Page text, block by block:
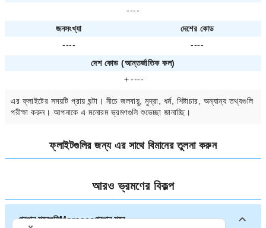
----
জনসংখ্যা
দেশের কোড
----
----
দেশ কোড (আন্তর্জাতিক কল)
＋----
এর ফ্লাইটের সময়টি প্রায় ঘন্টা। নীচে জলবায়ু, মুদ্রা, ধর্ম, শিষ্টাচার, অন্যান্য তথ্যগুলি
পরীক্ষা করুন। আপনাকে এ মনোরম ভ্রমণগুলি শুভেচ্ছা জানাচ্ছি।
ফ্লাইটগুলির জন্য এর সাথে বিমানের তুলনা করুন
আরও ভ্রমণের বিকল্প
প্রধান শহরগুলিMoroccoপ্রধান শহর